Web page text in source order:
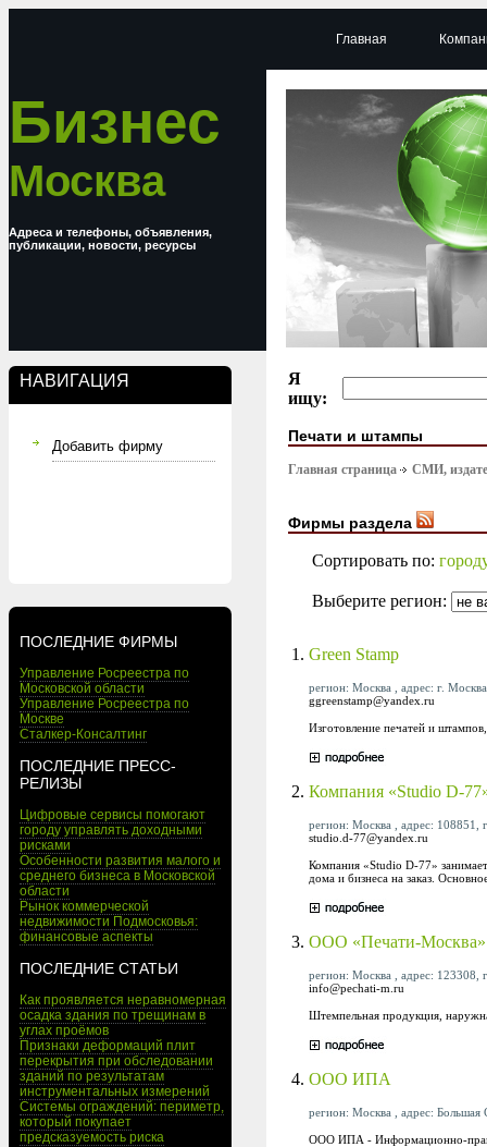
Бизнес
Москва
Адреса и телефоны, объявления,
публикации, новости, ресурсы
НАВИГАЦИЯ
Добавить фирму
ПОСЛЕДНИЕ ФИРМЫ
Управление Росреестра по
Московской области
Управление Росреестра по
Москве
Сталкер-Консалтинг
ПОСЛЕДНИЕ ПРЕСС-
РЕЛИЗЫ
Цифровые сервисы помогают
городу управлять доходными
рисками
Особенности развития малого и
среднего бизнеса в Московской
области
Рынок коммерческой
недвижимости Подмосковья:
финансовые аспекты
ПОСЛЕДНИЕ СТАТЬИ
Как проявляется неравномерная
осадка здания по трещинам в
углах проёмов
Признаки деформаций плит
перекрытия при обследовании
зданий по результатам
инструментальных измерений
Системы ограждений: периметр,
который покупает
предсказуемость риска
Главная
Я
ищу:
Печати и штампы
Главная страница СМИ,
Фирмы раздела
Сортировать по:
Выберите регион:
1. Green Stamp
регион: Москва , адрес: г.
ggreenstamp@yandex.ru
Изготовление печатей и
2. Компания «Studio D-
регион: Москва , адрес: 108851,
studio.d-77@yandex.ru
Компания «Studio D-77»
дома и бизнеса на заказ.
3. ООО «Печати-Москва»
регион: Москва , адрес: 123308,
info@pechati-m.ru
Штемпельная продукция,
4. ООО ИПА
регион: Москва , адрес:
ООО ИПА - Информационно-